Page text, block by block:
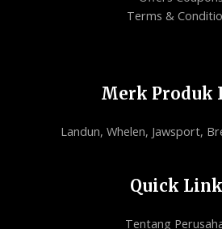
Terms &
Merk Produk
Landun, Whelen, Jawsport,
Quick
Tentang